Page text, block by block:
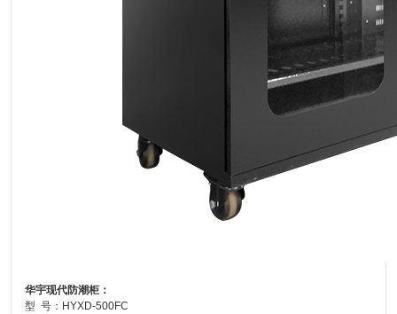
华宇现代防潮柜：
型 号：HYXD-500FC